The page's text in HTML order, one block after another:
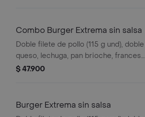
Combo Burger Extrema sin salsa
Doble filete de pollo (115 g und), doble
queso, lechuga, pan brioche, francesa
mediana (60 g) y gaseosa (325 ml)
$ 47.900
Burger Extrema sin salsa